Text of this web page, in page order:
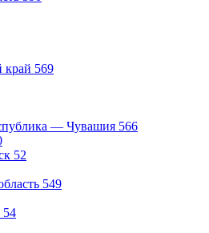
край 569
— Чувашия 566
52
549
54